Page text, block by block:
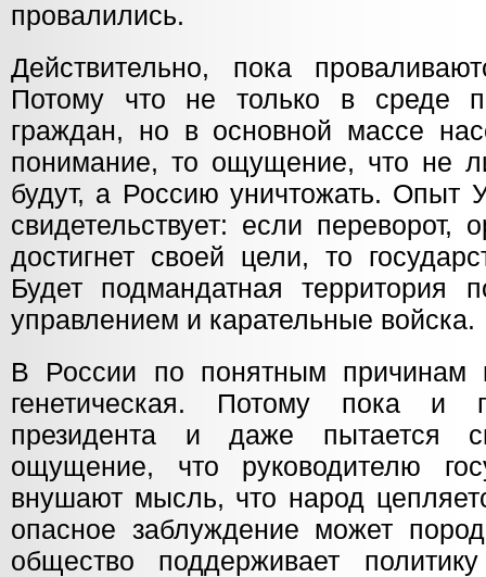
провалились.
Действительно, пока
Потому что не только в среде
граждан, но в основной массе
понимание, то ощущение, что не
будут, а Россию уничтожать. Опыт
свидетельствует: если переворот,
достигнет своей цели, то
Будет подмандатная
управлением и карательные войска.
В России по понятным причинам
генетическая. Потому пока и
президента и даже пытается
ощущение, что руководителю
внушают мысль, что народ
опасное заблуждение может
общество поддерживает